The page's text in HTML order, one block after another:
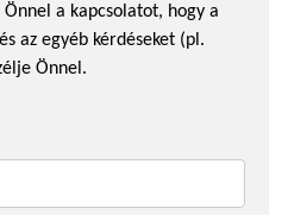
a kapcsolatot, hogy a
és az egyéb kérdéseket (pl.
Önnel.